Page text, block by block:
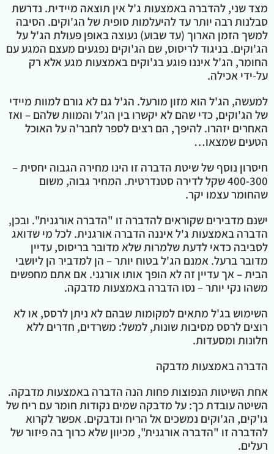
מצד שני, להדברה באמצעות ג'ל אין תוצאה מיידית. נדרשת
סבלנות רבה יותר עד להיעלמות סופית של הג'וקים. הסיבה
למשך הזמן הארוך (עד שבוע) נעוצה באופן פעולת הג'ל על
הג'וקים. בניגוד לריסוס, שם הג'וקים נפגעים מעצם המגע עם
החומר, הג'ל איננו פוגע בג'וקים באמצעות מגע אלא רק
על-ידי אכילה.
למעשה, הג'ל הוא מזון מורעל. הג'ל גם לא גורם למוות מיידי
של הג'וקים, כדי שהם לא יקשרו בין הג'ל והמוות שלהם – ואז
האחרים יזהרו. להיפך, הם רצים לספר לחבר'ה על האוכל
הטעים שמצאו…
חיסרון נוסף של שיטת הדברה זו הינו מחירה הגבוה יחסית –
400-300 שקל לדירה סטנדרטית. המחיר גבוה, משום
שהחומר עצמו יקר.
ישנם מדבירים שקוראים להדברה זו "הדברה אורגנית". ובכן,
הדברה באמצעות ג'ל איננה הדברה אורגנית. לכל מי שדואג
לסביבה כדאי לדעת שלמרות שלא מדובר בריסוס, עדיין
מדובר ברעל. אמנם הג'ל בטוח יותר – הן למדביר הן ליושבי
הבית – אך עדיין זה לא הופך אותו אורגני. אם אתם מחפשים
משהו נקי יותר – נסו הדברה באמצעות מדבקה.
השימוש בג'ל מתאים למקומות שבהם לא ניתן לרסס, או לא
רוצים לרסס מסיבות שונות, למשל: משרדים, חדרים ללא
חלונות ומסעדות.
הדברה באמצעות מדבקה
אחת השיטות הנפוצות פחות הנה הדברה באמצעות מדבקה.
השיטה עובדת כך: על מדבקה שמים נקודות חומר עם ריח של
גו'קים, הג'וקים נמשכים אל הריח ונדבקים. אפשר לקרוא
להדברה זו "הדברה אורגנית", מכיוון שלא כרוך בה פיזור של
רעלים.